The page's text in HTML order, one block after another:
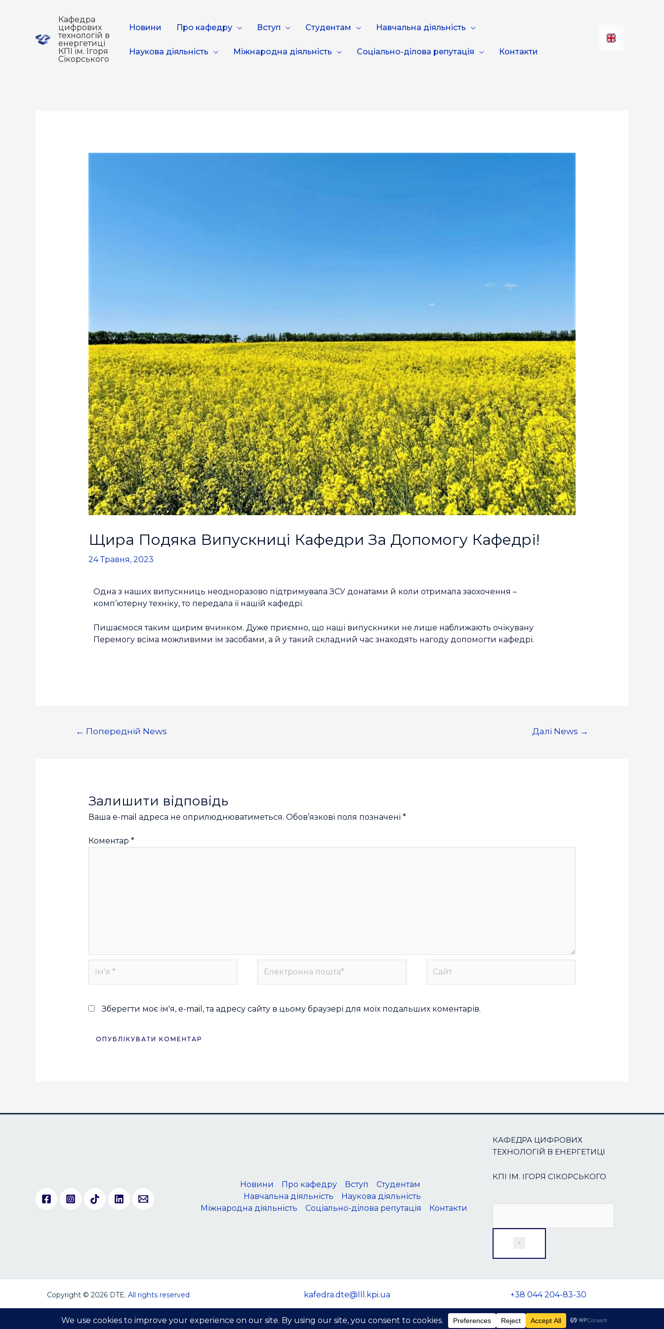
Кафедра
цифрових
технологій в
енергетиці
КПІ ім. Ігоря
Сікорського
Новини Про кафедру Вступ Студентам Навчальна діяльність
Наукова діяльність Міжнародна діяльність Соціально-ділова репутація Контакти
Щира Подяка Випускниці Кафедри За Допомогу Кафедрі!
24 Травня, 2023
Одна з наших випускниць неодноразово підтримувала ЗСУ донатами й коли отримала заохочення –
комп’ютерну техніку, то передала її нашій кафедрі.
Пишаємося таким щирим вчинком. Дуже приємно, що наші випускники не лише наближають очікувану
Перемогу всіма можливими їм засобами, а й у такий складний час знаходять нагоду допомогти кафедрі.
← Попередній News Далі News →
Залишити відповідь
Ваша e-mail адреса не оприлюднюватиметься. Обов’язкові поля позначені *
Коментар *
Зберегти моє ім'я, e-mail, та адресу сайту в цьому браузері для моїх подальших коментарів.
Новини Про кафедру Вступ
Студентам
Навчальна діяльність
Наукова діяльність
Міжнародна діяльність
Соціально-ділова репутація Контакти
КАФЕДРА ЦИФРОВИХ
ТЕХНОЛОГІЙ В ЕНЕРГЕТИЦІ
КПІ ІМ. ІГОРЯ СІКОРСЬКОГО
Copyright © 2026 DTE. All rights reserved kafedra.dte@lll.kpi.ua +38 044 204-83-30